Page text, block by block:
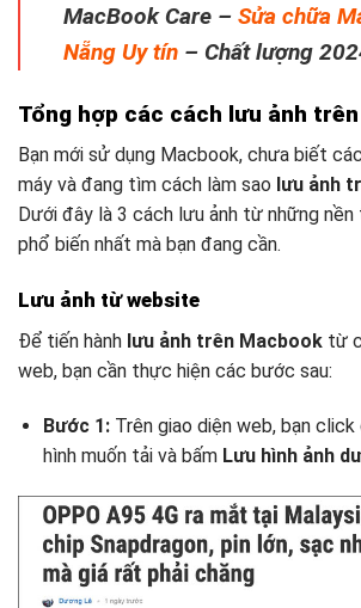
MacBook Care – Sửa chữa
Nẵng Uy tín – Chất lượng
Tổng hợp các cách lưu ảnh
Bạn mới sử dụng Macbook, chưa biết
máy và đang tìm cách làm sao lưu ảnh
Dưới đây là 3 cách lưu ảnh từ những nền
phổ biến nhất mà bạn đang cần.
Lưu ảnh từ website
Để tiến hành lưu ảnh trên Macbook từ
web, bạn cần thực hiện các bước sau:
Bước 1:Trên giao diện web, bạn click
hình muốn tải và bấm Lưu hình ảnh